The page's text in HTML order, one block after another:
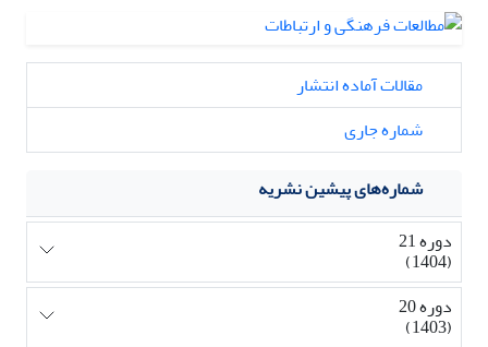
مقالات آماده انتشار
شماره جاری
شماره‌های پیشین نشریه
دوره 21
(1404)
دوره 20
(1403)